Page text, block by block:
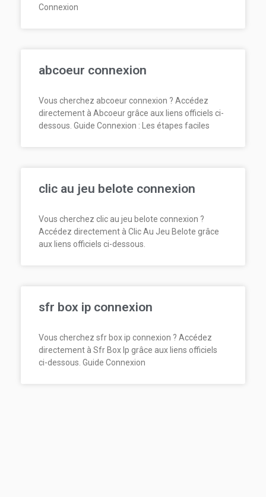
Connexion
abcoeur connexion
Vous cherchez abcoeur connexion ? Accédez
directement à Abcoeur grâce aux liens officiels ci-
dessous. Guide Connexion : Les étapes faciles
clic au jeu belote connexion
Vous cherchez clic au jeu belote connexion ?
Accédez directement à Clic Au Jeu Belote grâce
aux liens officiels ci-dessous.
sfr box ip connexion
Vous cherchez sfr box ip connexion ? Accédez
directement à Sfr Box Ip grâce aux liens officiels
ci-dessous. Guide Connexion